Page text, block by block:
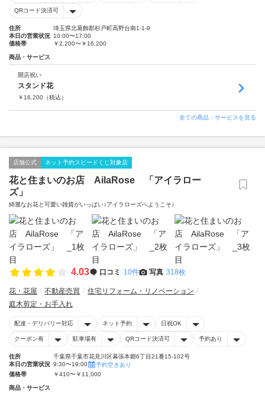
QRコード決済可
住所
埼玉県北葛飾郡杉戸町高野台南1-1-9
本日の営業状況 10:00〜17:00
価格帯
￥2,200〜￥16,200
商品・サービス
開店祝い
スタンド花
￥ 16,200 （税込）
全ての商品・サービスを見る
店舗公式 ネット予約スピードくじ対象店
花と住まいのお店 AilaRose 「アイラロー
ズ」
綺麗なお花と可愛い雑貨がいっぱい♪アイラローズへようこそ♪
4.03 口コミ 10件 写真 318枚
花・花屋 不動産売買
住宅リフォーム・リノベーション
庭木剪定・お手入れ
配達・デリバリー対応 ネット予約 日祝OK
クーポン有 駐車場有 QRコード決済可 予約あり
住所
千葉県千葉市花見川区幕張本郷6丁目21番15-102号
本日の営業状況 9:30〜19:00
予約空きあり
価格帯
￥410〜￥11,000
商品・サービス